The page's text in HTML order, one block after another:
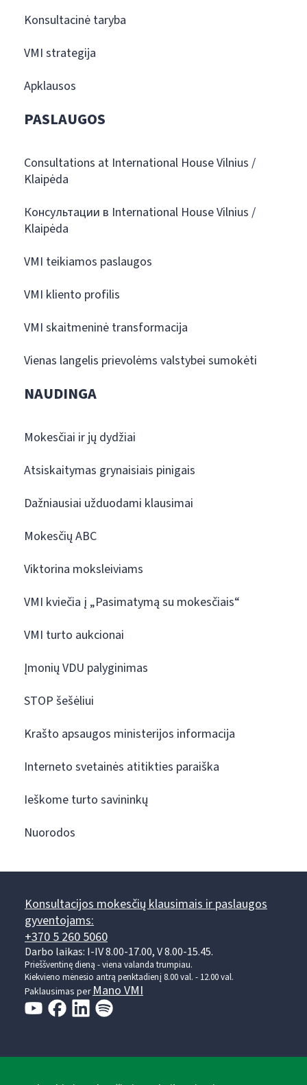
Konsultacinė taryba
VMI strategija
Apklausos
PASLAUGOS
Consultations at International House Vilnius /
Klaipėda
Консультации в International House Vilnius /
Klaipėda
VMI teikiamos paslaugos
VMI kliento profilis
VMI skaitmeninė transformacija
Vienas langelis prievolėms valstybei sumokėti
NAUDINGA
Mokesčiai ir jų dydžiai
Atsiskaitymas grynaisiais pinigais
Dažniausiai užduodami klausimai
Mokesčių ABC
Viktorina moksleiviams
VMI kviečia į „Pasimatymą su mokesčiais“
VMI turto aukcionai
Įmonių VDU palyginimas
STOP šešėliui
Krašto apsaugos ministerijos informacija
Interneto svetainės atitikties paraiška
Ieškome turto savininkų
Nuorodos
Konsultacijos mokesčių klausimais ir paslaugos
gyventojams:
+370 5 260 5060
Darbo laikas: I-IV 8.00-17.00, V 8.00-15.45.
Prieššventinę dieną - viena valanda trumpiau.
Kiekvieno mėnesio antrą penktadienį 8.00 val. - 12.00 val.
Paklausimas perMano VMI